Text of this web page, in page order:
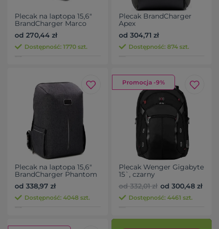
Plecak na laptopa 15,6"
BrandCharger Marco
Polo
od 270,44 zł
Dostępność: 1770 szt.
Plecak BrandCharger
Apex
od 304,71 zł
Dostępność: 874 szt.
Plecak na laptopa 15,6"
BrandCharger Phantom
od 338,97 zł
Dostępność: 4048 szt.
Promocja -9%
Plecak Wenger Gigabyte
15`, czarny
od 332,01 zł od 300,48 zł
Dostępność: 4461 szt.